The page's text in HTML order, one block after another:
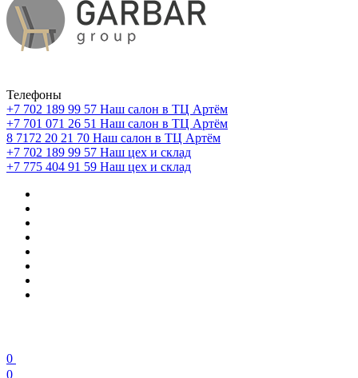
Телефоны
+7 702 189 99 57 Наш салон в ТЦ Артём
+7 701 071 26 51 Наш салон в ТЦ Артём
8 7172 20 21 70 Наш салон в ТЦ Артём
+7 702 189 99 57 Наш цех и склад
+7 775 404 91 59 Наш цех и склад
0
0